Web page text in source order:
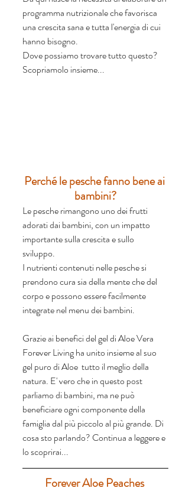
programma nutrizionale che favorisca
una crescita sana e tutta l'energia di cui
hanno bisogno.
Dove possiamo trovare tutto questo?
Scopriamolo insieme...
Perché le pesche fanno bene ai
bambini?
Le pesche rimangono uno dei frutti
adorati dai bambini, con un impatto
importante sulla crescita e sullo
sviluppo.
I nutrienti contenuti nelle pesche si
prendono cura sia della mente che del
corpo e possono essere facilmente
integrate nel menu dei bambini.
Grazie ai benefici del gel di Aloe Vera
Forever Living ha unito insieme al suo
gel puro di Aloe  tutto il meglio della
natura. E' vero che in questo post
parliamo di bambini, ma ne può
beneficiare ogni componente della
famiglia dal più piccolo al più grande. Di
cosa sto parlando? Continua a leggere e
lo scoprirai...
Forever Aloe Peaches